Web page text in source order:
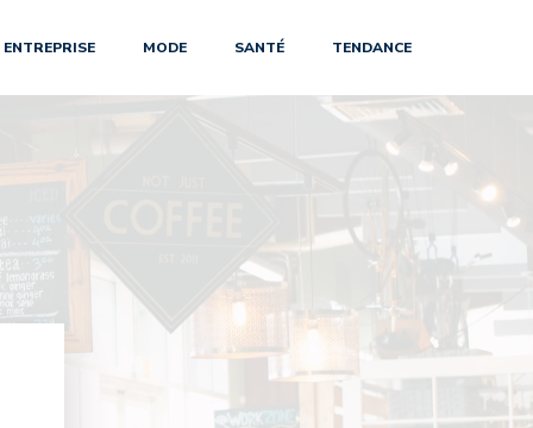
ENTREPRISE MODE SANTÉ TENDANCE